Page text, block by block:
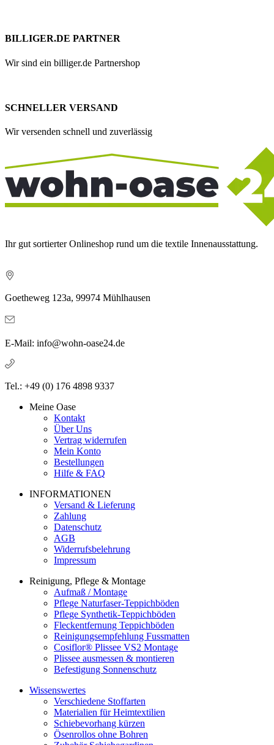
BILLIGER.DE PARTNER
Wir sind ein billiger.de Partnershop
SCHNELLER VERSAND
Wir versenden schnell und zuverlässig
Ihr gut sortierter Onlineshop rund um die textile Innenausstattung.
Goetheweg 123a, 99974 Mühlhausen
E-Mail: info@wohn-oase24.de
Tel.: +49 (0) 176 4898 9337
Meine Oase
Kontakt
Über Uns
Vertrag widerrufen
Mein Konto
Bestellungen
Hilfe & FAQ
INFORMATIONEN
Versand & Lieferung
Zahlung
Datenschutz
AGB
Widerrufsbelehrung
Impressum
Reinigung, Pflege & Montage
Aufmaß / Montage
Pflege Naturfaser-Teppichböden
Pflege Synthetik-Teppichböden
Fleckentfernung Teppichböden
Reinigungsempfehlung Fussmatten
Cosiflor® Plissee VS2 Montage
Plissee ausmessen & montieren
Befestigung Sonnenschutz
Wissenswertes
Verschiedene Stoffarten
Materialien für Heimtextilien
Schiebevorhang kürzen
Ösenrollos ohne Bohren